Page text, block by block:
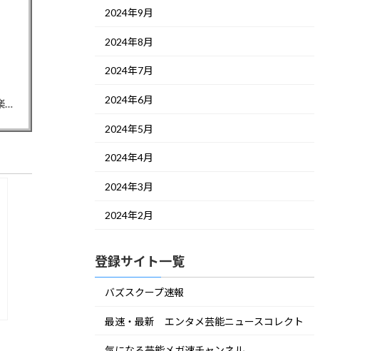
松平健 「ミニオンズ＆モンスターズ」笑福亭鶴瓶、鈴木愛理らと「ミニおんど」披露も「サンバの方が楽」と本音
2024年9月
2024年8月
2024年7月
2024年6月
2024年5月
2024年4月
2024年3月
2024年2月
登録サイト一覧
バズスクープ速報
最速・最新 エンタメ芸能ニュースコレクト